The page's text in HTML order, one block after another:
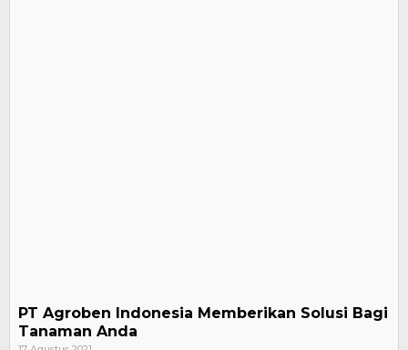
PT Agroben Indonesia Memberikan Solusi Bagi
Tanaman Anda